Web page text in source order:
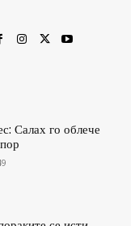
Салах го облече